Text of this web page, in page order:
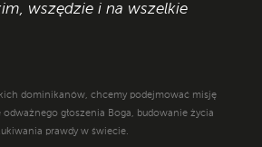
wszędzie i na wszelkie
dominikanów, chcemy podejmować misję
głoszenia Boga, budowanie życia
prawdy w świecie.